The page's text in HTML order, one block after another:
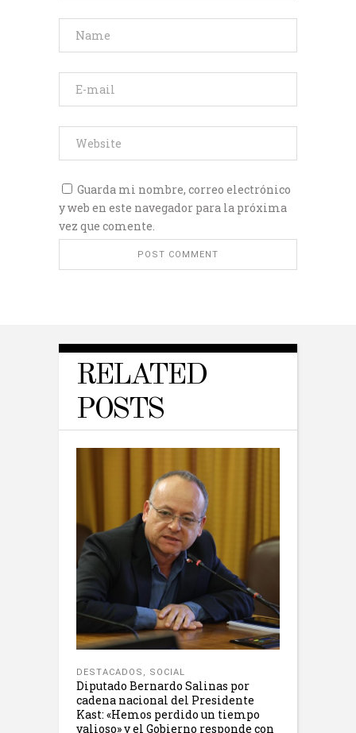
Guarda mi nombre, correo electrónico
y web en este navegador para la próxima
vez que comente.
RELATED
POSTS
DESTACADOS , SOCIAL
Diputado Bernardo Salinas por
cadena nacional del Presidente
Kast: «Hemos perdido un tiempo
valioso» y el Gobierno responde con